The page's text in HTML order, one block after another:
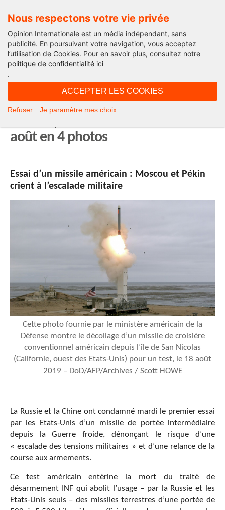
Nous respectons votre vie privée
Opinion Internationale est un média indépendant, sans
publicité. En poursuivant votre navigation, vous acceptez
l’utilisation de Cookies. Pour en savoir plus, consultez notre
politique de confidentialité ici
.
ACCEPTER LES COOKIES
Refuser Je paramètre mes choix
Actualité
Missile américain, Open Arms,
août en 4 photos
Essai d’un missile américain : Moscou et Pékin
crient à l’escalade militaire
Cette photo fournie par le ministère américain de la
Défense montre le décollage d’un missile de croisière
conventionnel américain depuis l’île de San Nicolas
(Californie, ouest des Etats-Unis) pour un test, le 18 août
2019 – DoD/AFP/Archives / Scott HOWE
La Russie et la Chine ont condamné mardi le premier essai
par les Etats-Unis d’un missile de portée intermédiaire
depuis la Guerre froide, dénonçant le risque d’une
« escalade des tensions militaires » et d’une relance de la
course aux armements.
Ce test américain entérine la mort du traité de
désarmement INF qui abolit l’usage – par la Russie et les
Etats-Unis seuls – des missiles terrestres d’une portée de